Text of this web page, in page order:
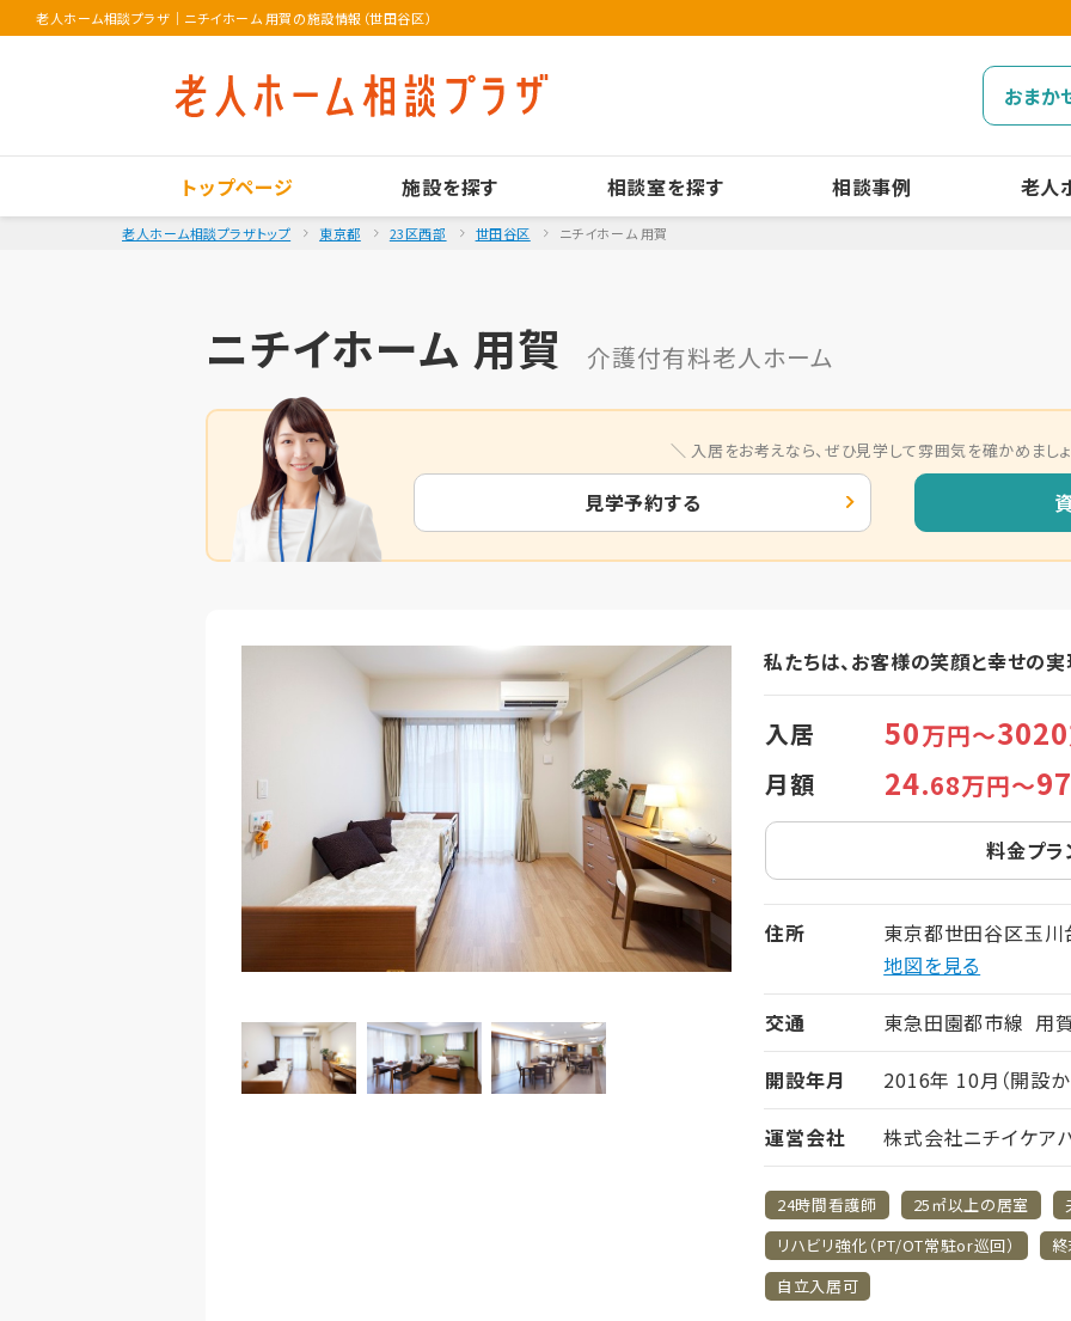
老人ホーム相談プラザ ｜ ニチイホーム 用賀の施設情報（世田谷区）
おまか
トップページ 施設を探す 相談室を探す 相談事例 老人
老人ホーム相談プラザトップ 東京都 23区西部 世田谷区 ニチイホーム 用賀
ニチイホーム 用賀 介護付有料老人ホーム
入居をお考えなら、ぜひ見学して雰囲気を確かめましょ
見学予約する
私たちは、お客様の笑顔と幸せの実
入居 50万円～3020
月額
24.68万円～97
料金プラ
住所
東京都世田谷区玉
地図を見る
交通
東急田園都市線 用
開設年月
2016年 10月（開設
運営会社
株式会社ニチイケア
24時間看護師 25㎡以上の居室
リハビリ強化（PT/OT常駐or巡回）
自立入居可